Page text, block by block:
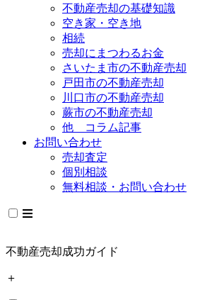
不動産売却の基礎知識
空き家・空き地
相続
売却にまつわるお金
さいたま市の不動産売却
戸田市の不動産売却
川口市の不動産売却
蕨市の不動産売却
他 コラム記事
お問い合わせ
売却査定
個別相談
無料相談・お問い合わせ
不動産売却成功ガイド
＋